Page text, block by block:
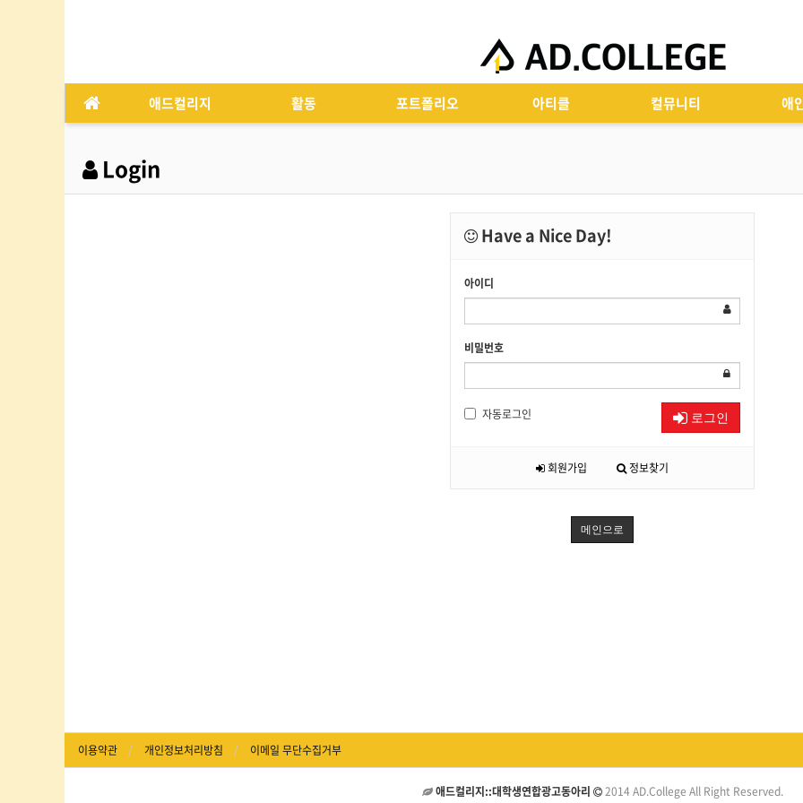
애드컬리지 활동 포트폴리오 아티클 컬뮤니티 애
Login
Have a Nice Day!
아이디
비밀번호
자동로그인 로그인
회원가입 정보찾기
메인으로
이용약관 개인정보처리방침 이메일 무단수집거부
애드컬리지::대학생연합광고동아리 2014 AD.College All Right Reserved.